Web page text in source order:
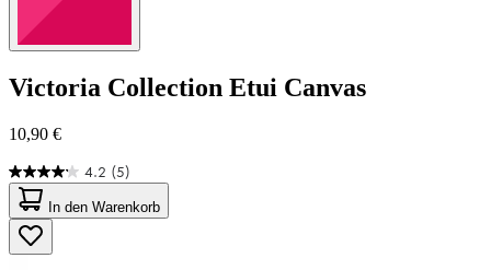
Victoria Collection Etui Canvas
10,90 €
4.2 (5)
4.2
von
5
Sternen.
5
In den Warenkorb